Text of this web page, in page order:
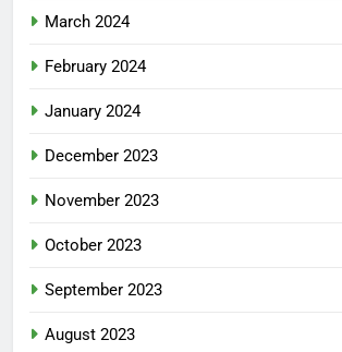
March 2024
February 2024
January 2024
December 2023
November 2023
October 2023
September 2023
August 2023